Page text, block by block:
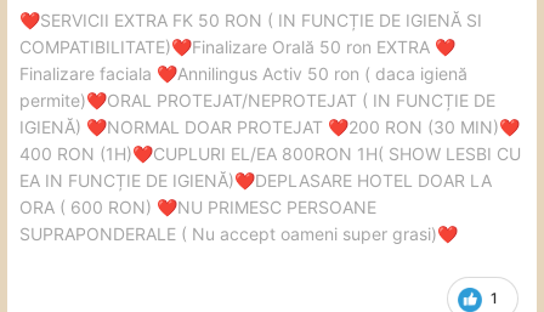
1
❤️SERVICII EXTRA FK 50 RON ( IN FUNCȚIE DE IGIENĂ SI
COMPATIBILITATE)❤️Finalizare Orală 50 ron EXTRA ❤️
Finalizare faciala ❤️Annilingus Activ 50 ron ( daca igienă
permite)❤️ORAL PROTEJAT/NEPROTEJAT ( IN FUNCȚIE DE
IGIENĂ) ❤️NORMAL DOAR PROTEJAT ❤️200 RON (30 MIN)❤️
400 RON (1H)❤️CUPLURI EL/EA 800RON 1H( SHOW LESBI CU
EA IN FUNCȚIE DE IGIENĂ)❤️DEPLASARE HOTEL DOAR LA
ORA ( 600 RON) ❤️NU PRIMESC PERSOANE
SUPRAPONDERALE ( Nu accept oameni super grasi)❤️